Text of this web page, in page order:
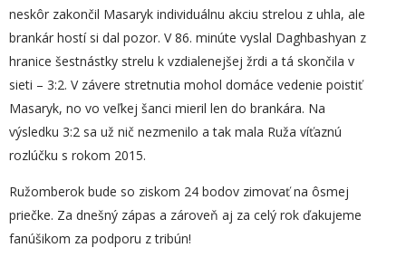
neskôr zakončil Masaryk individuálnu akciu strelou z uhla, ale
brankár hostí si dal pozor. V 86. minúte vyslal Daghbashyan z
hranice šestnástky strelu k vzdialenejšej žrdi a tá skončila v
sieti – 3:2. V závere stretnutia mohol domáce vedenie poistiť
Masaryk, no vo veľkej šanci mieril len do brankára. Na
výsledku 3:2 sa už nič nezmenilo a tak mala Ruža víťaznú
rozlúčku s rokom 2015.
Ružomberok bude so ziskom 24 bodov zimovať na ôsmej
priečke. Za dnešný zápas a zároveň aj za celý rok ďakujeme
fanúšikom za podporu z tribún!